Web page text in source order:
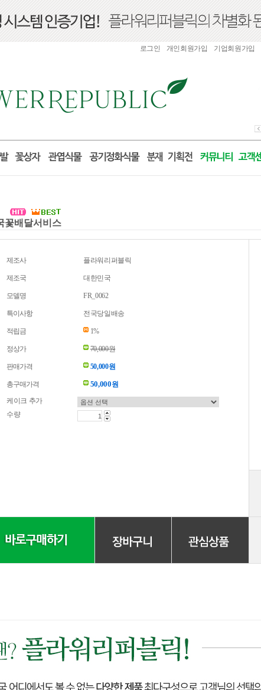
로그인 개인회원가입 기업회원가입
꽃배달서비스
제조사 플라워리퍼블릭
제조국 대한민국
모델명 FR_0062
특이사항 전국당일배송
적립금 1%
정상가 70,000원
판매가격 50,000원
총구매가격 50,000원
케이크 추가
수량